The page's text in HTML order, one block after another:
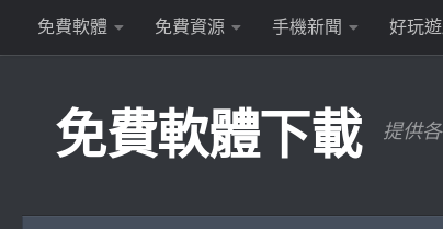
Skip to content
免費軟體 免費資源 手機新聞 好玩
免費軟體下載 提供